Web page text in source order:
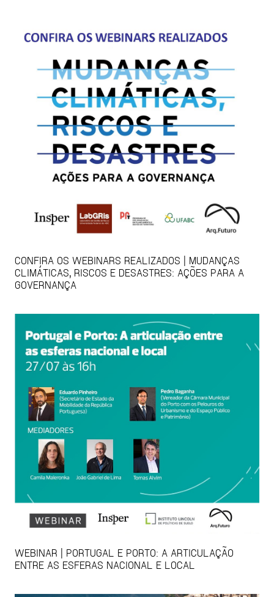
CONFIRA OS WEBINARS REALIZADOS | MUDANÇAS
CLIMÁTICAS, RISCOS E DESASTRES: AÇÕES PARA A
GOVERNANÇA
WEBINAR | PORTUGAL E PORTO: A ARTICULAÇÃO
ENTRE AS ESFERAS NACIONAL E LOCAL